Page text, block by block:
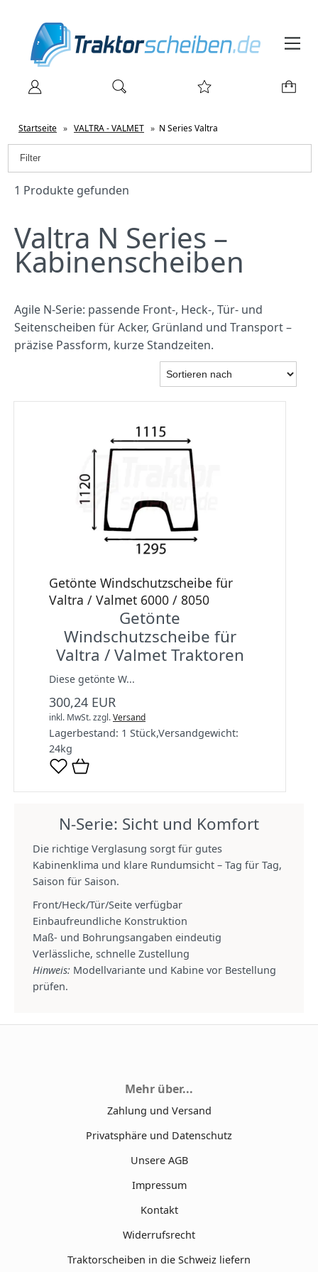
Startseite » VALTRA - VALMET » N Series Valtra
Filter
1 Produkte gefunden
Valtra N Series –
Kabinenscheiben
Agile N‑Serie: passende Front‑, Heck‑, Tür‑ und
Seitenscheiben für Acker, Grünland und Transport –
präzise Passform, kurze Standzeiten.
Getönte Windschutzscheibe für
Valtra / Valmet 6000 / 8050
Getönte
Windschutzscheibe für
Valtra / Valmet Traktoren
Diese getönte W...
300,24 EUR
inkl. MwSt.zzgl.Versand
Lagerbestand: 1 Stück,Versandgewicht:
24kg
N‑Serie: Sicht und Komfort
Die richtige Verglasung sorgt für gutes
Kabinenklima und klare Rundumsicht – Tag für Tag,
Saison für Saison.
Front/Heck/Tür/Seite verfügbar
Einbaufreundliche Konstruktion
Maß- und Bohrungsangaben eindeutig
Verlässliche, schnelle Zustellung
Hinweis: Modellvariante und Kabine vor Bestellung
prüfen.
Mehr über...
Zahlung und Versand
Privatsphäre und Datenschutz
Unsere AGB
Impressum
Kontakt
Widerrufsrecht
Traktorscheiben in die Schweiz liefern